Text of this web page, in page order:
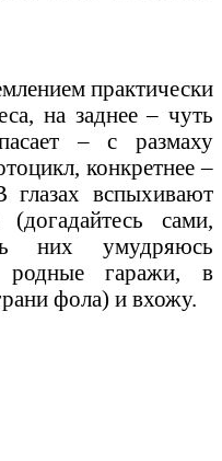
практически
на заднее – чуть
– с размаху
конкретнее –
вспыхивают
(догадайтесь сами,
них умудряюсь
родные гаражи, в
фола) и вхожу.